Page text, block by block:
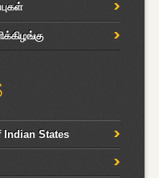
Indian States